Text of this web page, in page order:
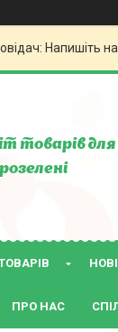
Напишіть
товарів для
ПРО НАС